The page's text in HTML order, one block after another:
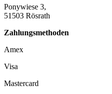
Ponywiese 3,
51503 Rösrath
Zahlungsmethoden
Amex
Visa
Mastercard